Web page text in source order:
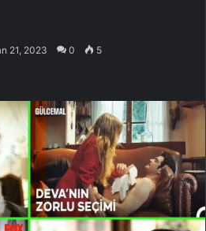
21, 2023 0 5